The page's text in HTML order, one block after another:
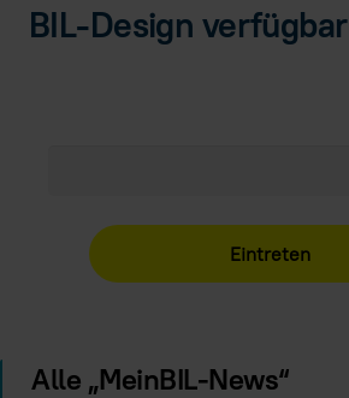
BIL-Design verfügbar
Alle „MeinBIL-News“